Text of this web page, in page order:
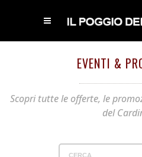
EVENTI &
Scopri tutte le offerte, le
del